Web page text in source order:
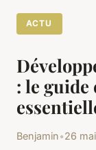
ACTU
: le guide
Benjamin•26